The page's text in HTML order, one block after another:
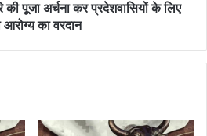
की पूजा अर्चना कर प्रदेशवासियों के लिए
आरोग्य का वरदान